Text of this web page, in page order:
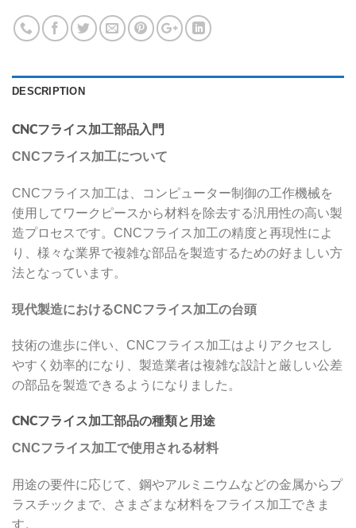
DESCRIPTION
CNCフライス加工部品入門
CNCフライス加工について
CNCフライス加工は、コンピューター制御の工作機械を
使用してワークピースから材料を除去する汎用性の高い製
造プロセスです。CNCフライス加工の精度と再現性によ
り、様々な業界で複雑な部品を製造するための好ましい方
法となっています。
現代製造におけるCNCフライス加工の台頭
技術の進歩に伴い、CNCフライス加工はよりアクセスし
やすく効率的になり、製造業者は複雑な設計と厳しい公差
の部品を製造できるようになりました。
CNCフライス加工部品の種類と用途
CNCフライス加工で使用される材料
用途の要件に応じて、鋼やアルミニウムなどの金属からプ
ラスチックまで、さまざまな材料をフライス加工できま
す。